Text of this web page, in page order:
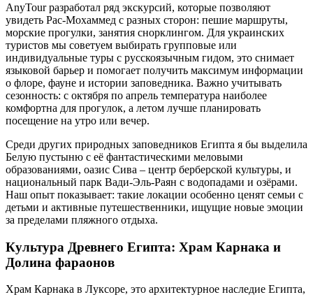
AnyTour разработал ряд экскурсий, которые позволяют
увидеть Рас-Мохаммед с разных сторон: пешие маршруты,
морские прогулки, занятия снорклингом. Для украинских
туристов мы советуем выбирать групповые или
индивидуальные туры с русскоязычным гидом, это снимает
языковой барьер и помогает получить максимум информации
о флоре, фауне и истории заповедника. Важно учитывать
сезонность: с октября по апрель температура наиболее
комфортна для прогулок, а летом лучше планировать
посещение на утро или вечер.
Среди других природных заповедников Египта я бы выделила
Белую пустыню с её фантастическими меловыми
образованиями, оазис Сива – центр берберской культуры, и
национальный парк Вади-Эль-Раян с водопадами и озёрами.
Наш опыт показывает: такие локации особенно ценят семьи с
детьми и активные путешественники, ищущие новые эмоции
за пределами пляжного отдыха.
Культура Древнего Египта: Храм Карнака и
Долина фараонов
Храм Карнака в Луксоре, это архитектурное наследие Египта,